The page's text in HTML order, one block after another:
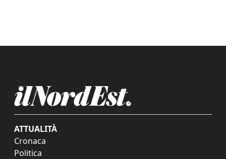
ATTUALITÀ
Cronaca
Politica